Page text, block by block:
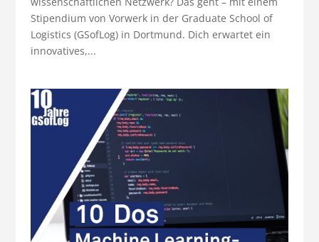
Stipendium von Vorwerk in der Graduate School of
Logistics (GSofLog) in Dortmund. Dich erwartet ein
innovatives,...